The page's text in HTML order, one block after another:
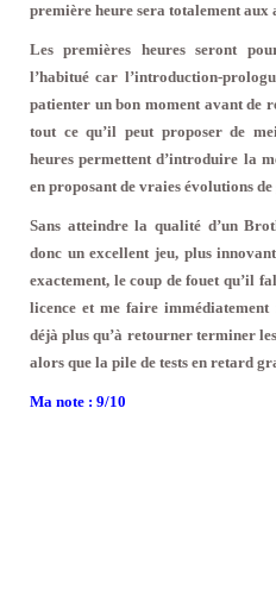
première heure sera totalement aux
Les premières heures seront
l’habitué car l’introduction-
patienter un bon moment avant de
tout ce qu’il peut proposer de
heures permettent d’introduire la
en proposant de vraies évolutions
Sans atteindre la qualité d’un
donc un excellent jeu, plus
exactement, le coup de fouet qu’il
licence et me faire immédiatement
déjà plus qu’à retourner terminer
alors que la pile de tests en retard
Ma note : 9/10